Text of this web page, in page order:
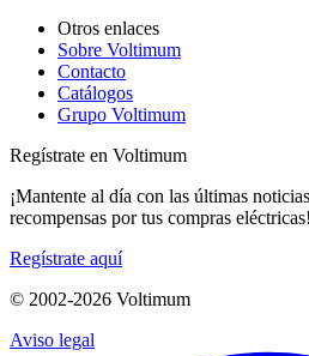
Otros enlaces
Sobre Voltimum
Contacto
Catálogos
Grupo Voltimum
Regístrate en Voltimum
¡Mantente al día con las últimas
recompensas por tus compras eléctricas!
Regístrate aquí
© 2002-2026 Voltimum
Aviso legal